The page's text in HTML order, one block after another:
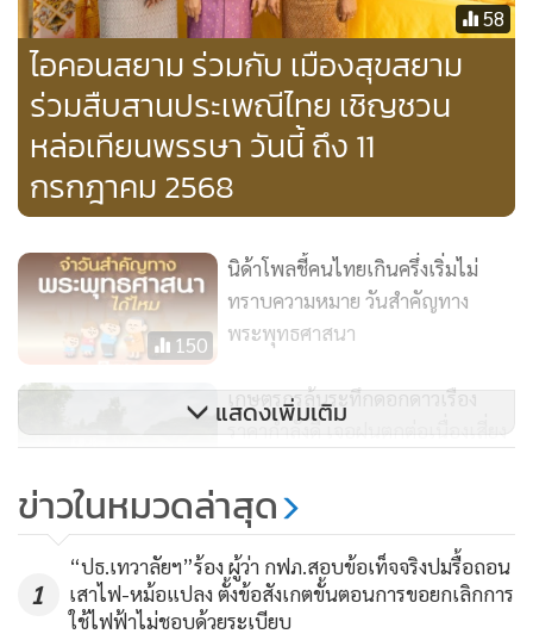
58
ไอคอนสยาม ร่วมกับ เมืองสุขสยาม
ร่วมสืบสานประเพณีไทย เชิญชวน
หล่อเทียนพรรษา วันนี้ ถึง 11
กรกฎาคม 2568
150
นิด้าโพลชี้คนไทยเกินครึ่งเริ่มไม่
ทราบความหมาย วันสำคัญทาง
พระพุทธศาสนา
เกษตรกรลุ้นระทึกดอกดาวเรือง
ราคากำลังดี เจอฝนตกต่อเนื่องเสี่ยง
60
BAM จัดกิจกรรม “สงกรานต์สืบสาน
ประเพณีไทย ร้อยดวงใจพี่น้องชาว
BAM” สร้างความสุขให้ลูกค้าและ
พนักงาน
แสดงเพิ่มเติม
ข่าวในหมวดล่าสุด
1
“ปธ.เทวาลัยฯ”ร้อง ผู้ว่า กฟภ.สอบข้อเท็จจริงปมรื้อถอน
เสาไฟ-หม้อแปลง ตั้งข้อสังเกตขั้นตอนการขอยกเลิกการ
ใช้ไฟฟ้าไม่ชอบด้วยระเบียบ